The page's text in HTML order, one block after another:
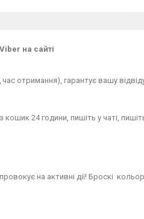
на сайті
отримання), гарантує вашу
кошик 24 години, пишіть у чаті,
на активні дії! Броскі